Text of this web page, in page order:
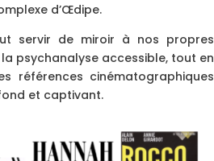
d’Œdipe.
servir de miroir à nos propres
psychanalyse accessible, tout en
références cinématographiques
et captivant.